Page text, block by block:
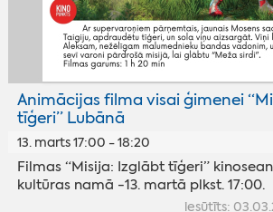
Animācijas filma visai ģimenei
tīģeri” Lubānā
13. marts 17:00 - 18:20
Filmas “Misija: Izglābt tīģeri”
kultūras namā -13. martā plkst. 17:00.
iesūtīts: